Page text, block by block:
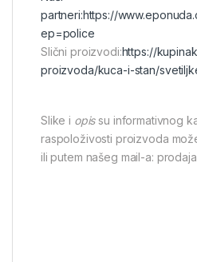
partneri:https://
ep=police
Slični proizvodi:https://
proizvoda/kuca-i-stan/
Slike i opissu informativnog
raspoloživosti proizvoda
ili putem našeg mail-a: